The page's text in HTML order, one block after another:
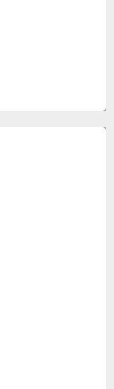
equipos es
técnico
mejores